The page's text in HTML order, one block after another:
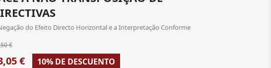
do Efeito Directo Horizontal e a Interpretação Conforme
€
€ 10% DE DESCUENTO